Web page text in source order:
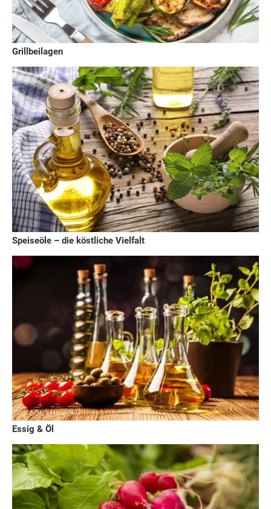
Grillbeilagen
Speiseöle – die köstliche Vielfalt
Essig & Öl